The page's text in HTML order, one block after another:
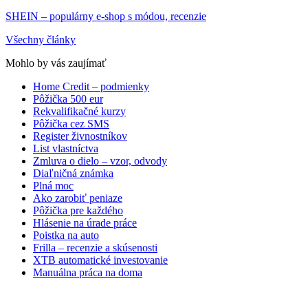
SHEIN – populárny e-shop s módou, recenzie
Všechny články
Mohlo by vás zaujímať
Home Credit – podmienky
Pôžička 500 eur
Rekvalifikačné kurzy
Pôžička cez SMS
Register živnostníkov
List vlastníctva
Zmluva o dielo – vzor, odvody
Diaľničná známka
Plná moc
Ako zarobiť peniaze
Pôžička pre každého
Hlásenie na úrade práce
Poistka na auto
Frilla – recenzie a skúsenosti
XTB automatické investovanie
Manuálna práca na doma